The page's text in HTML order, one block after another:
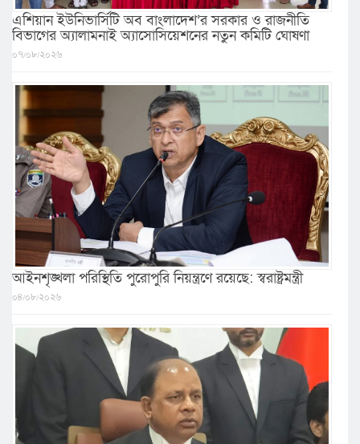
এশিয়ান ইউনিভার্সিটি অব বাংলাদেশ’র সরকার ও রাজনীতি
বিভাগের অ্যালামনাই অ্যাসোসিয়েশনের নতুন কমিটি ঘোষণা
০৭/০৮/২০২৬
আইনশৃঙ্খলা পরিস্থিতি পুরোপুরি নিয়ন্ত্রণে রয়েছে: স্বরাষ্ট্রমন্ত্রী
০৪/০৮/২০২৬